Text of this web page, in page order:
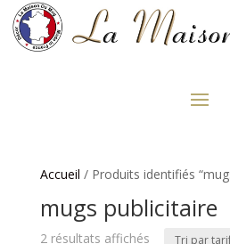
Accueil / Produits identifiés
mugs publicitaire
2 résultats affichésTrié